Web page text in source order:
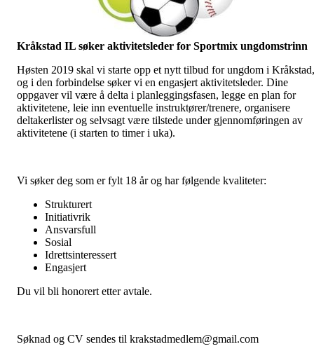
Kråkstad IL søker aktivitetsleder for Sportmix ungdomstrinn
Høsten 2019 skal vi starte opp et nytt tilbud for ungdom i Kråkstad,
og i den forbindelse søker vi en engasjert aktivitetsleder. Dine
oppgaver vil være å delta i planleggingsfasen, legge en plan for
aktivitetene, leie inn eventuelle instruktører/trenere, organisere
deltakerlister og selvsagt være tilstede under gjennomføringen av
aktivitetene (i starten to timer i uka).
Vi søker deg som er fylt 18 år og har følgende kvaliteter:
Strukturert
Initiativrik
Ansvarsfull
Sosial
Idrettsinteressert
Engasjert
Du vil bli honorert etter avtale.
Søknad og CV sendes til krakstadmedlem@gmail.com